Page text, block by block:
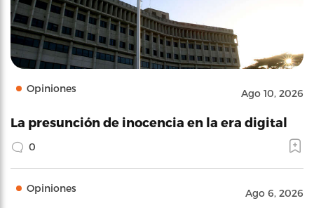
Opiniones Ago 10, 2026
La presunción de inocencia en la era digital
0
Opiniones Ago 6, 2026